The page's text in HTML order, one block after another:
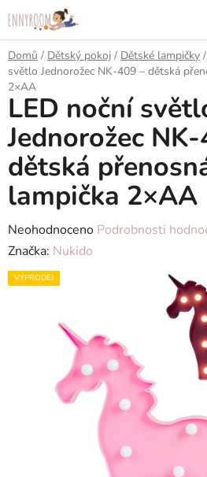
na
obsah
Domů / Dětský pokoj / Dětské lampičky /
světlo Jednorožec NK-409 – dětská
2×AA
LED noční
Jednorožec
dětská
lampička 2×AA
Průměrné
hodnocení
produktu
hvězdiček.
Neohodnoceno Podrobnosti
Značka: Nukido
VÝPRODEJ